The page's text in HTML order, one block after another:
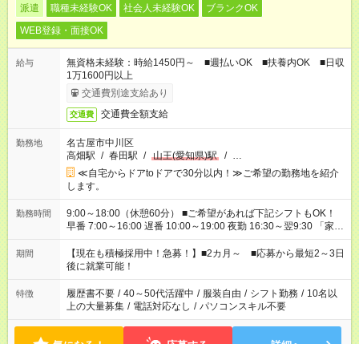
派遣 職種未経験OK 社会人未経験OK
ブランクOK
WEB登録・面接OK
給与
無資格未経験：時給1450円～ ■週払いOK ■扶養内OK ■日収
1万1600円以上
交通費別途支給あり
交通費 交通費全額支給
勤務地
名古屋市中川区
高畑駅 / 春田駅 / 山王(愛知県)駅 / …
≪自宅からドアtoドアで30分以内！≫ご希望の勤務地を紹介
します。
勤務時間
9:00～18:00（休憩60分） ■ご希望があれば下記シフトもOK！
早番 7:00～16:00 遅番 10:00～19:00 夜勤 16:30～翌9:30 「家族
と休みを合わせたい」 「余裕を持って夕飯の準備がしたい」
「できれば残業はしたくない」 など、ご希望を教えてください
ね。 ※Wワーク希望の方へ 今ご覧のお仕事で希望する勤務時間
と、もう1つのお仕事の勤務時間。 合計で週40時間を超える場
合は応募できません。
期間
【現在も積極採用中！急募！】■2カ月～ ■応募から最短2～3日
後に就業可能！
特徴 履歴書不要 / 40～50代活躍中 / 服装自由 / シフト勤務 / 10名以
上の大量募集 / 電話対応なし / パソコンスキル不要